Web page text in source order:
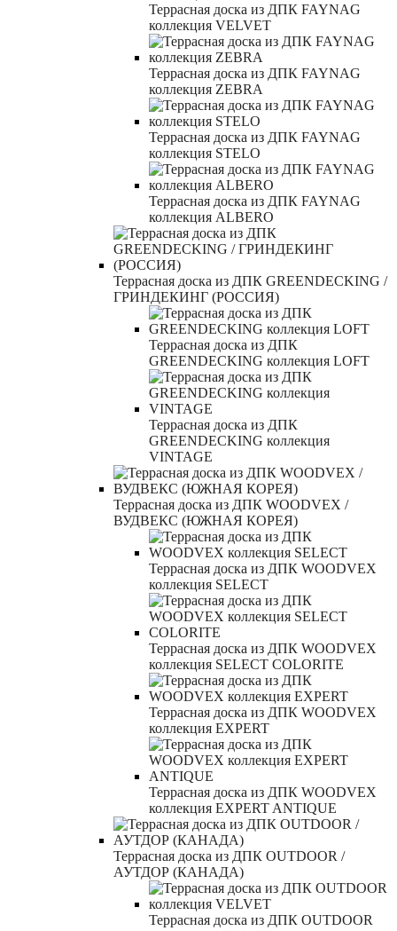
Террасная доска из ДПК FAYNAG
коллекция VELVET
Террасная доска из ДПК FAYNAG
коллекция ZEBRA
Террасная доска из ДПК FAYNAG
коллекция STELO
Террасная доска из ДПК FAYNAG
коллекция ALBERO
Террасная доска из ДПК GREENDECKING /
ГРИНДЕКИНГ (РОССИЯ)
Террасная доска из ДПК
GREENDECKING коллекция LOFT
Террасная доска из ДПК
GREENDECKING коллекция
VINTAGE
Террасная доска из ДПК WOODVEX /
ВУДВЕКС (ЮЖНАЯ КОРЕЯ)
Террасная доска из ДПК WOODVEX
коллекция SELECT
Террасная доска из ДПК WOODVEX
коллекция SELECT COLORITE
Террасная доска из ДПК WOODVEX
коллекция EXPERT
Террасная доска из ДПК WOODVEX
коллекция EXPERT ANTIQUE
Террасная доска из ДПК OUTDOOR /
АУТДОР (КАНАДА)
Террасная доска из ДПК OUTDOOR